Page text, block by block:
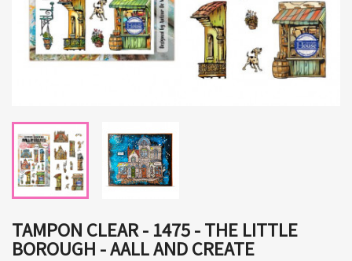
TAMPON CLEAR - 1475 - THE LITTLE
BOROUGH - AALL AND CREATE